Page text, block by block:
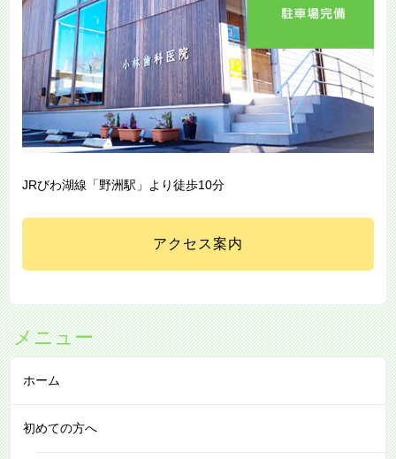
JRびわ湖線「野洲駅」より徒歩10分
アクセス案内
メニュー
ホーム
初めての方へ